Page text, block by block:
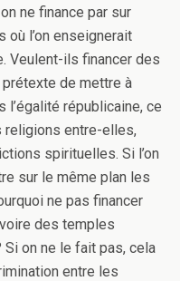
ne finance par sur
l’on enseignerait
Veulent-ils financer des
de mettre à
républicaine, ce
religions entre-elles,
spirituelles. Si l’on
sur le même plan les
ne pas financer
des temples
on ne le fait pas, cela
entre les